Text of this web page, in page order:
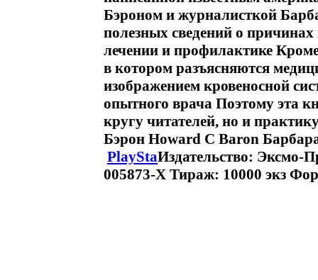
Бэроном и журналисткой
полезных сведений о
лечении и профилактике
в котором разъясняются
изображением кровеносной
опытного врача Поэтому эта
кругу читателей, но и
Бэрон Howard C Baron
PlayStaИздательство: Эксмо-
005873-X Тираж: 10000 экз